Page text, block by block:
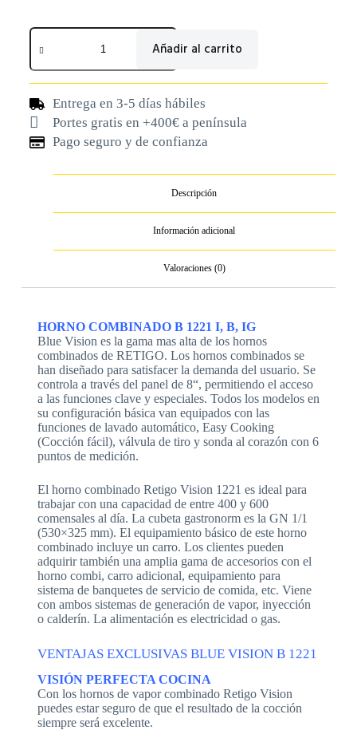
Añadir al carrito
Entrega en 3-5 días hábiles
Portes gratis en +400€ a península
Pago seguro y de confianza
Descripción
Información adicional
Valoraciones (0)
HORNO COMBINADO B 1221 I, B, IG
Blue Vision es la gama mas alta de los hornos
combinados de RETIGO. Los hornos combinados se
han diseñado para satisfacer la demanda del usuario. Se
controla a través del panel de 8“, permitiendo el acceso
a las funciones clave y especiales. Todos los modelos en
su configuración básica van equipados con las
funciones de lavado automático, Easy Cooking
(Cocción fácil), válvula de tiro y sonda al corazón con 6
puntos de medición.
El horno combinado Retigo Vision 1221 es ideal para
trabajar con una capacidad de entre 400 y 600
comensales al día. La cubeta gastronorm es la GN 1/1
(530×325 mm). El equipamiento básico de este horno
combinado incluye un carro. Los clientes pueden
adquirir también una amplia gama de accesorios con el
horno combi, carro adicional, equipamiento para
sistema de banquetes de servicio de comida, etc. Viene
con ambos sistemas de generación de vapor, inyección
o calderín. La alimentación es electricidad o gas.
VENTAJAS EXCLUSIVAS BLUE VISION B 1221
VISIÓN PERFECTA COCINA
Con los hornos de vapor combinado Retigo Vision
puedes estar seguro de que el resultado de la cocción
siempre será excelente.